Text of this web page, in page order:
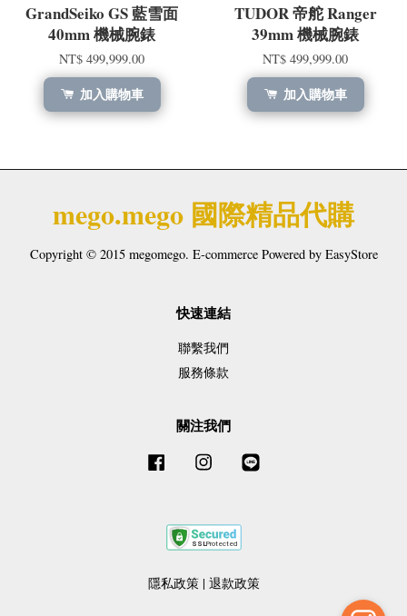
GrandSeiko GS 藍雪面
40mm 機械腕錶
NT$ 499,999.00
加入購物車
TUDOR 帝舵 Ranger
39mm 機械腕錶
NT$ 499,999.00
加入購物車
mego.mego 國際精品代購
Copyright © 2015 megomego. E-commerce Powered by EasyStore
快速連結
聯繫我們
服務條款
關注我們
Facebook Instagram
隱私政策| 退款政策